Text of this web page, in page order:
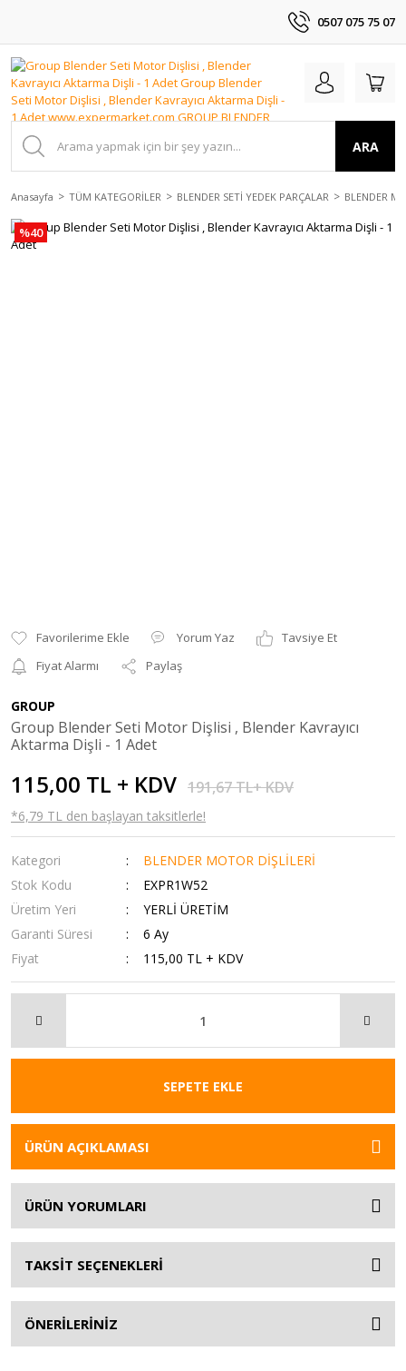
0507 075 75 07
ARA
Anasayfa TÜM KATEGORİLER BLENDER SETİ YEDEK PARÇALAR BLENDER
%40
Yorum Yaz
Tavsiye Et
Fiyat Alarmı
Paylaş
GROUP
Group Blender Seti Motor Dişlisi , Blender Kavrayıcı
Aktarma Dişli - 1 Adet
115,00 TL + KDV 191,67 TL+ KDV
*6,79 TL den başlayan taksitlerle!
Kategori
BLENDER MOTOR DİŞLİLERİ
Stok Kodu
EXPR1W52
Üretim Yeri
YERLİ ÜRETİM
Garanti Süresi
6 Ay
Fiyat
115,00 TL + KDV
SEPETE EKLE
ÜRÜN AÇIKLAMASI
ÜRÜN YORUMLARI
TAKSİT SEÇENEKLERİ
ÖNERİLERİNİZ